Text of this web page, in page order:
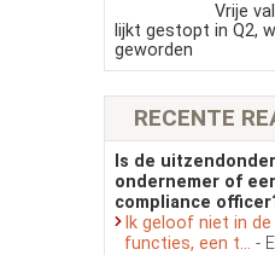
Vrije
lijkt gestopt in Q2,
geworden
RECENTE
Is de
ondernemer of
compliance
Ik geloof niet in
functies, een t... -